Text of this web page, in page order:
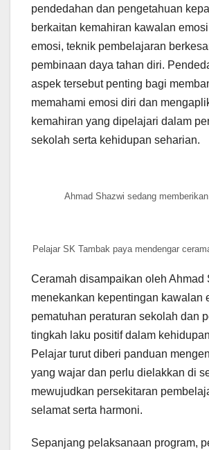
pendedahan dan pengetahuan
berkaitan kemahiran kawalan
emosi, teknik pembelajaran
pembinaan daya tahan diri.
aspek tersebut penting bagi
memahami emosi diri dan
kemahiran yang dipelajari dalam
sekolah serta kehidupan seharian.
Ahmad Shazwi sedang
Pelajar SK Tambak paya mendengar
Ceramah disampaikan oleh Ahmad
menekankan kepentingan kawalan
pematuhan peraturan sekolah dan
tingkah laku positif dalam
Pelajar turut diberi panduan
yang wajar dan perlu dielakkan di
mewujudkan persekitaran
selamat serta harmoni.
Sepanjang pelaksanaan program,